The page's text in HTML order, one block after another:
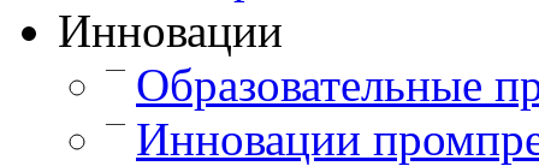
Инновации
— Образовательные
— Инновации